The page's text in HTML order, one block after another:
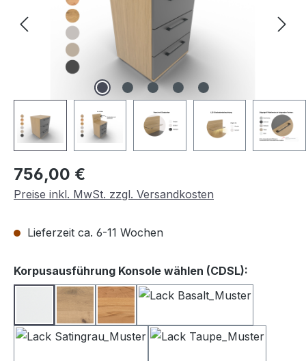
Regulärer Preis:
756,00 €
Preise inkl. MwSt. zzgl. Versandkosten
Lieferzeit ca. 6-11 Wochen
Korpusausführung Konsole wählen (CDSL):
BalkeneicheKernbuche